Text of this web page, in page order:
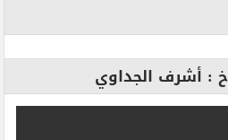
: أشرف الجداوي